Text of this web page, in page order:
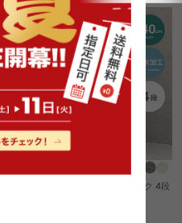
【幅40cm】Liotta ランドリーラック 4段